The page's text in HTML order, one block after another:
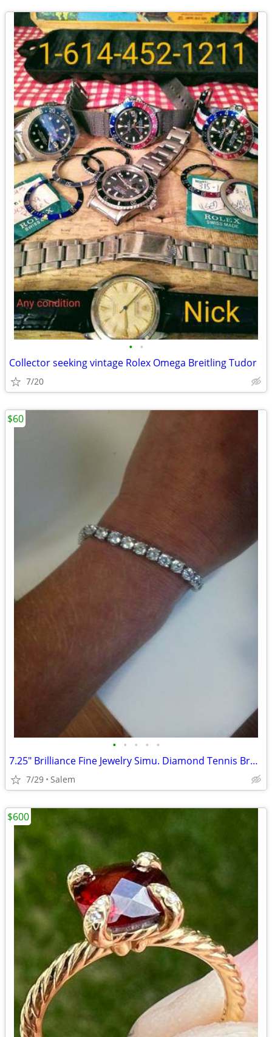
• •
Collector seeking vintage Rolex Omega Breitling Tudor
7/20
• • • • •
7.25" Brilliance Fine Jewelry Simu. Diamond Tennis Bracelet
7/29 Salem
$60
$600